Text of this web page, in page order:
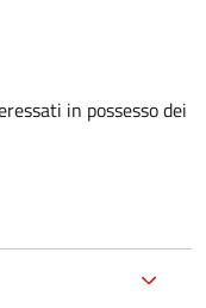
in possesso dei